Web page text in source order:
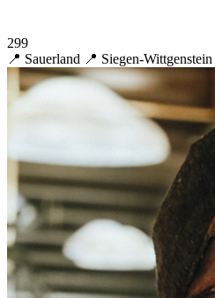
299
📍 Sauerland 📍 Siegen-Wittgenstein